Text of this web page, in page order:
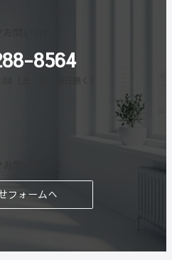
8564
（土・日・祝日除く）
フォームへ